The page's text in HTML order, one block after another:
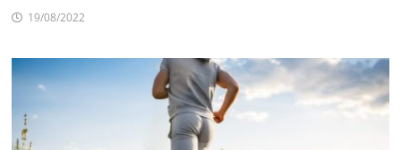
19/08/2022